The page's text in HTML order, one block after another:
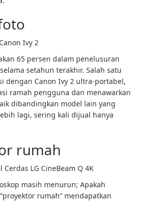
65 persen dalam penelusuran
setahun terakhir. Salah satu
dengan Canon Ivy 2 ultra-portabel,
ramah pengguna dan menawarkan
dibandingkan model lain yang
lagi, sering kali dijual hanya
rumah
masih menurun; Apakah
rumah” mendapatkan